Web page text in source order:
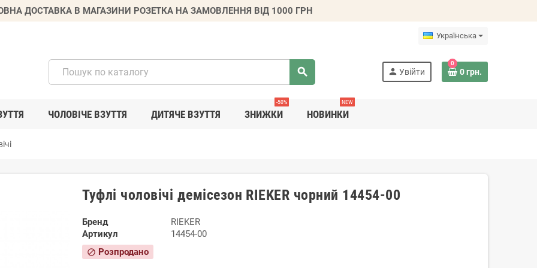
ДОСТАВКА В МАГАЗИНИ РОЗЕТКА НА ЗАМОВЛЕННЯ ВІД 1000 ГРН
Українська
search person Увійти
0
0 грн.
ЧОЛОВІЧЕ ВЗУТТЯ ДИТЯЧЕ ВЗУТТЯ ЗНИЖКИ
-50%
НОВИНКИ
NEW
Туфлі чоловічі демісезон RIEKER чорний 14454-00
Бренд
RIEKER
Артикул
14454-00
block Розпродано